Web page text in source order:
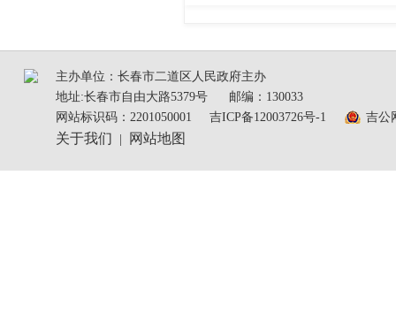
主办单位：长春市二道区人民政府主办
地址:长春市自由大路5379号
邮编：130033
网站标识码：2201050001
吉ICP备12003726号-1 吉公
关于我们 网站地图